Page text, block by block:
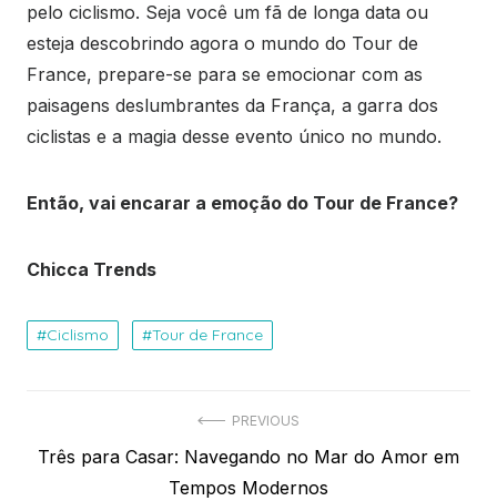
pelo ciclismo. Seja você um fã de longa data ou
esteja descobrindo agora o mundo do Tour de
France, prepare-se para se emocionar com as
paisagens deslumbrantes da França, a garra dos
ciclistas e a magia desse evento único no mundo.
Então, vai encarar a emoção do Tour de France?
Chicca Trends
Ciclismo Tour de France
de
PREVIOUS
Previous
Três para Casar: Navegando no Mar do Amor em
Tempos Modernos